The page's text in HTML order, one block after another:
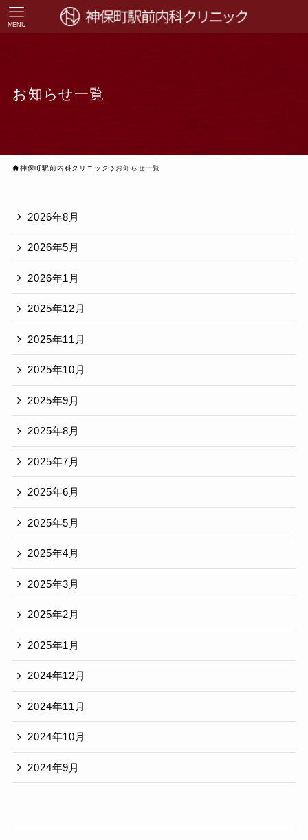
MENU
お知らせ一覧
神保町駅前内科クリニック お知らせ一覧
2026年8月
2026年5月
2026年1月
2025年12月
2025年11月
2025年10月
2025年9月
2025年8月
2025年7月
2025年6月
2025年5月
2025年4月
2025年3月
2025年2月
2025年1月
2024年12月
2024年11月
2024年10月
2024年9月